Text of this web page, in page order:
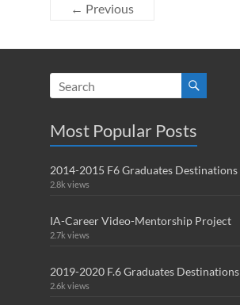
← Previous
Most Popular Posts
2014-2015 F6 Graduates Destinations
2.8k views
IA-Career Video-Mentorship Project
2.7k views
2019-2020 F.6 Graduates Destinations
2.6k views